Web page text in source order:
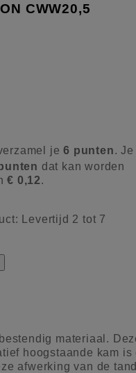
CWW20,5
je6 punten. Je
dat kan worden
€ 0,12.
Levertijd 2 tot 7
materiaal.
hoogstaande kam is
afwerking van de